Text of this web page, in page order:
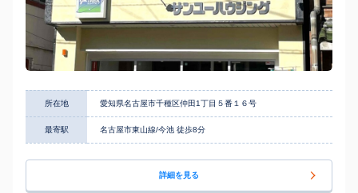
所在地 愛知県名古屋市千種区仲田1丁目５番１６号
最寄駅 名古屋市東山線/今池 徒歩8分
詳細を見る